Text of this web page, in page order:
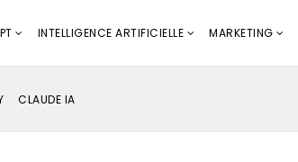
INTELLIGENCE ARTIFICIELLE MARKETING
CLAUDE IA